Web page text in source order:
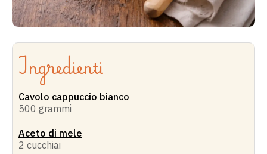
Ingredienti
Cavolo cappuccio bianco
500 grammi
Aceto di mele
2 cucchiai